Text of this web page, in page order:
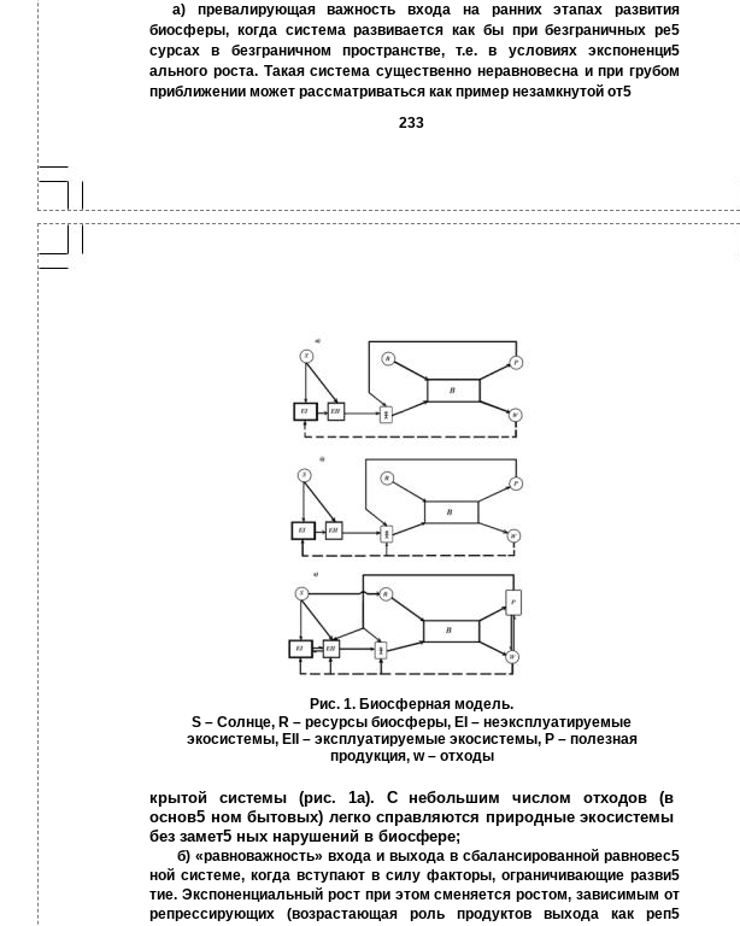
а) превалирующая важность входа на ранних этапах развития
биосферы, когда система развивается как бы при безграничных ре5
сурсах в безграничном пространстве, т.е. в условиях экспоненци5
ального роста. Такая система существенно неравновесна и при грубом
приближении может рассматриваться как пример незамкнутой от5
233
Рис. 1. Биосферная модель.
S – Солнце, R – ресурсы биосферы, EI – неэксплуатируемые
экосистемы, EII – эксплуатируемые экосистемы, P – полезная
продукция, w – отходы
крытой системы (рис. 1а). С небольшим числом отходов (в
основ5 ном бытовых) легко справляются природные экосистемы
без замет5 ных нарушений в биосфере;
б) «равноважность» входа и выхода в сбалансированной равновес5
ной системе, когда вступают в силу факторы, ограничивающие разви5
тие. Экспоненциальный рост при этом сменяется ростом, зависимым от
репрессирующих (возрастающая роль продуктов выхода как реп5